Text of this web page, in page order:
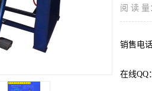
阅 读 量
销售电话
在线QQ：